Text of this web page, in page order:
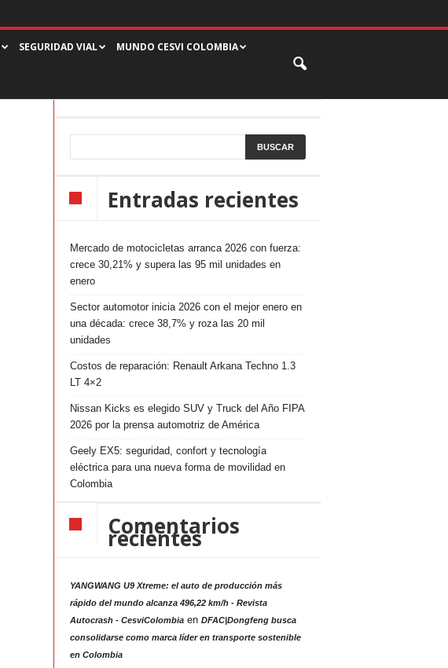
SEGURIDAD VIAL MUNDO CESVI COLOMBIA
Entradas recientes
Mercado de motocicletas arranca 2026 con fuerza:
crece 30,21% y supera las 95 mil unidades en
enero
Sector automotor inicia 2026 con el mejor enero en
una década: crece 38,7% y roza las 20 mil
unidades
Costos de reparación: Renault Arkana Techno 1.3
LT 4×2
Nissan Kicks es elegido SUV y Truck del Año FIPA
2026 por la prensa automotriz de América
Geely EX5: seguridad, confort y tecnología
eléctrica para una nueva forma de movilidad en
Colombia
Comentarios
recientes
YANGWANG U9 Xtreme: el auto de producción más
rápido del mundo alcanza 496,22 km/h - Revista
Autocrash - CesviColombiaen DFAC|Dongfeng busca
consolidarse como marca líder en transporte sostenible
en Colombia